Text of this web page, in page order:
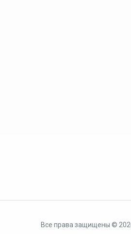
Все права защищены ©